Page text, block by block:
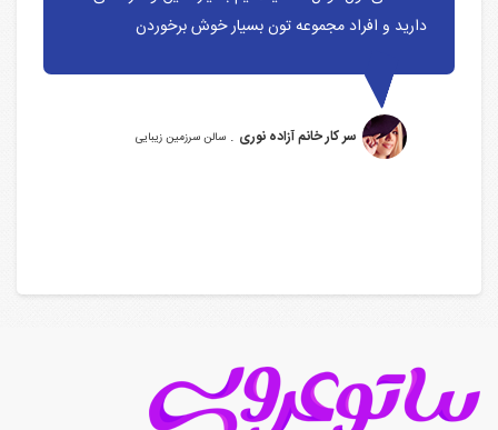
دارید و افراد مجموعه تون بسیار خوش برخوردن
سر کار خانم آزاده نوری . سالن سرزمین زیبایی